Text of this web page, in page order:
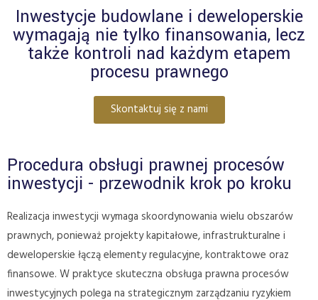
Inwestycje budowlane i deweloperskie
wymagają nie tylko finansowania, lecz
także kontroli nad każdym etapem
procesu prawnego
Skontaktuj się z nami
Procedura obsługi prawnej procesów
inwestycji - przewodnik krok po kroku
Realizacja inwestycji wymaga skoordynowania wielu obszarów
prawnych, ponieważ projekty kapitałowe, infrastrukturalne i
deweloperskie łączą elementy regulacyjne, kontraktowe oraz
finansowe. W praktyce skuteczna obsługa prawna procesów
inwestycyjnych polega na strategicznym zarządzaniu ryzykiem